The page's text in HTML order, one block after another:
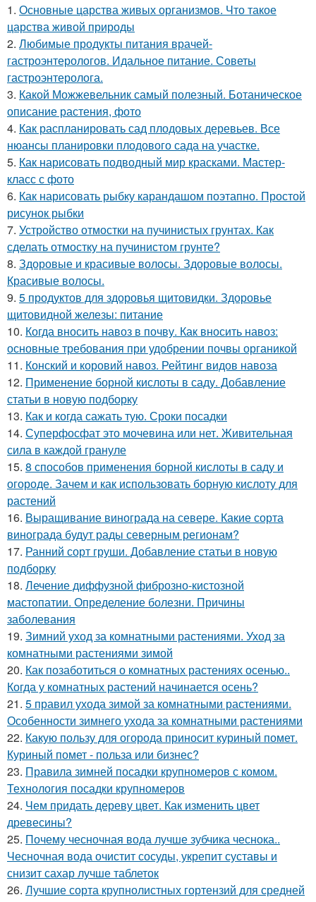
1. Основные царства живых организмов. Что такое
царства живой природы
2. Любимые продукты питания врачей-
гастроэнтерологов. Идальное питание. Советы
гастроэнтеролога.
3. Какой Можжевельник самый полезный. Ботаническое
описание растения, фото
4. Как распланировать сад плодовых деревьев. Все
нюансы планировки плодового сада на участке.
5. Как нарисовать подводный мир красками. Мастер-
класс с фото
6. Как нарисовать рыбку карандашом поэтапно. Простой
рисунок рыбки
7. Устройство отмостки на пучинистых грунтах. Как
сделать отмостку на пучинистом грунте?
8. Здоровые и красивые волосы. Здоровые волосы.
Красивые волосы.
9. 5 продуктов для здоровья щитовидки. Здоровье
щитовидной железы: питание
10. Когда вносить навоз в почву. Как вносить навоз:
основные требования при удобрении почвы органикой
11. Конский и коровий навоз. Рейтинг видов навоза
12. Применение борной кислоты в саду. Добавление
статьи в новую подборку
13. Как и когда сажать тую. Сроки посадки
14. Суперфосфат это мочевина или нет. Живительная
сила в каждой грануле
15. 8 способов применения борной кислоты в саду и
огороде. Зачем и как использовать борную кислоту для
растений
16. Выращивание винограда на севере. Какие сорта
винограда будут рады северным регионам?
17. Ранний сорт груши. Добавление статьи в новую
подборку
18. Лечение диффузной фиброзно-кистозной
мастопатии. Определение болезни. Причины
заболевания
19. Зимний уход за комнатными растениями. Уход за
комнатными растениями зимой
20. Как позаботиться о комнатных растениях осенью..
Когда у комнатных растений начинается осень?
21. 5 правил ухода зимой за комнатными растениями.
Особенности зимнего ухода за комнатными растениями
22. Какую пользу для огорода приносит куриный помет.
Куриный помет - польза или бизнес?
23. Правила зимней посадки крупномеров с комом.
Технология посадки крупномеров
24. Чем придать дереву цвет. Как изменить цвет
древесины?
25. Почему чесночная вода лучше зубчика чеснока..
Чесночная вода очистит сосуды, укрепит суставы и
снизит сахар лучше таблеток
26. Лучшие сорта крупнолистных гортензий для средней